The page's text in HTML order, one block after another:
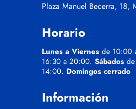
Plaza Manuel Becerra, 18,
Horario
Lunes a Viernes de 10:00
16:30 a 20:00. Sábados
14:00. Domingos cerrado
Información